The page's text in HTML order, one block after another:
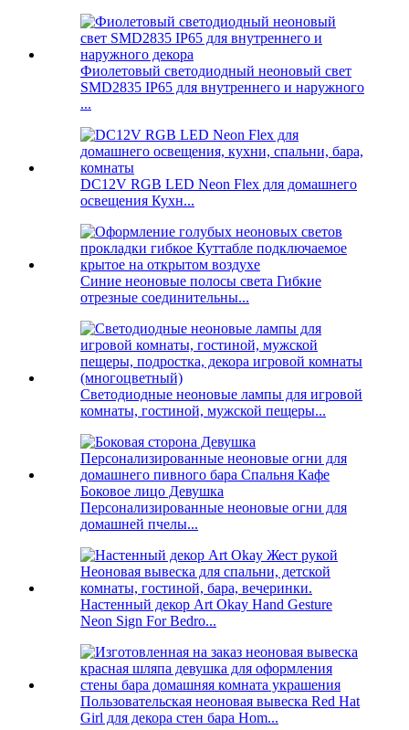
Фиолетовый светодиодный неоновый свет
SMD2835 IP65 для внутреннего и наружного
...
DC12V RGB LED Neon Flex для домашнего
освещения Кухн...
Синие неоновые полосы света Гибкие
отрезные соединительны...
Светодиодные неоновые лампы для игровой
комнаты, гостиной, мужской пещеры...
Боковое лицо Девушка
Персонализированные неоновые огни для
домашней пчелы...
Настенный декор Art Okay Hand Gesture
Neon Sign For Bedro...
Пользовательская неоновая вывеска Red Hat
Girl для декора стен бара Hom...